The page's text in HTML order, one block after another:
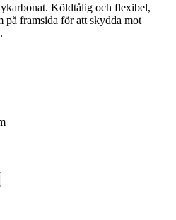
Köldtålig och flexibel,
på framsida för att skydda mot